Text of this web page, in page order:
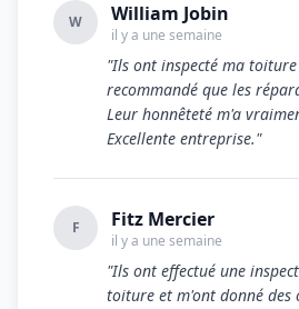
W William Jobin
il y a une semaine
"Ils ont inspecté ma
recommandé que les
Leur honnêteté m'a
Excellente entreprise."
F Fitz Mercier
il y a une semaine
"Ils ont effectué une
toiture et m'ont donné des